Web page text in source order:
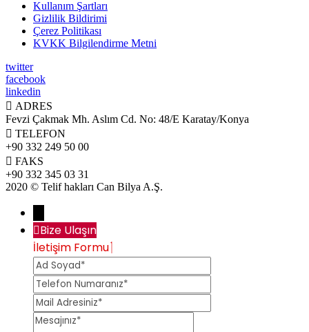
Kullanım Şartları
Gizlilik Bildirimi
Çerez Politikası
KVKK Bilgilendirme Metni
twitter
facebook
linkedin
 ADRES
Fevzi Çakmak Mh. Aslım Cd. No: 48/E Karatay/Konya
 TELEFON
+90 332 249 50 00
 FAKS
+90 332 345 03 31
2020 © Telif hakları Can Bilya A.Ş.
Bize Ulaşın
İletişim Formu
Ad
Soyad
Numaranız
Adresiniz